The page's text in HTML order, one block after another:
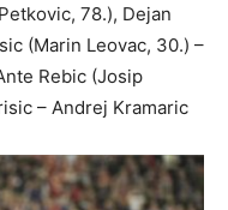
78.), Dejan
(Marin Leovac, 30.) –
Rebic (Josip
– Andrej Kramaric